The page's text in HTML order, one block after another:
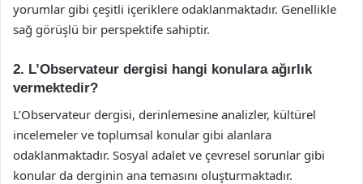
yorumlar gibi çeşitli içeriklere odaklanmaktadır. Genellikle
sağ görüşlü bir perspektife sahiptir.
2. L’Observateur dergisi hangi konulara ağırlık
vermektedir?
L’Observateur dergisi, derinlemesine analizler, kültürel
incelemeler ve toplumsal konular gibi alanlara
odaklanmaktadır. Sosyal adalet ve çevresel sorunlar gibi
konular da derginin ana temasını oluşturmaktadır.